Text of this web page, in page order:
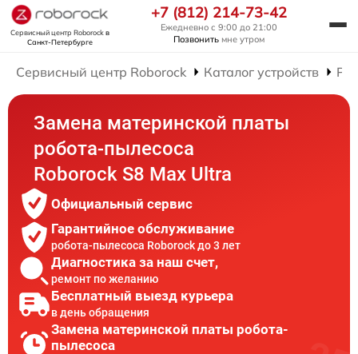
Сервисный центр Roborockв
Санкт-Петербурге
+7 (812) 214-73-42
Ежедневно с 9:00 до 21:00
Позвонить мне утром
Сервисный центр Roborock Каталог устройств
Замена материнской платы
робота-пылесоса
Roborock S8 Max Ultra
Официальный сервис
Гарантийное обслуживание
робота-пылесоса Roborock до 3 лет
Диагностика за наш счет,
ремонт по желанию
Бесплатный выезд курьера
в день обращения
Замена материнской платы робота-
пылесоса